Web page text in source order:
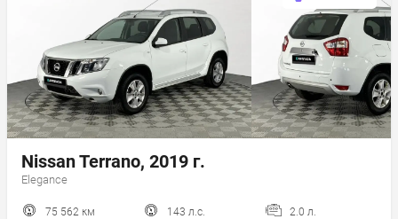
Nissan Terrano, 2019 г.
Elegance
75 562 км 143 л.с. 2.0 л.